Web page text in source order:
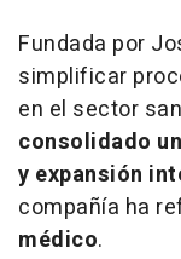
Fundada por
simplificar
en el sector
consolidado
y expansión
compañía ha
médico.